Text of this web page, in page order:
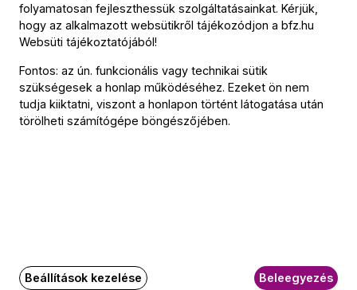
Camille Saint-Saëns (→bio)
Romance, Op. 36
Szabó András (kürt), Polónyi Ágnes (hárfa)
My Bonnie Flies Over the Ocean(Aleksey Igudesman
átirata)
Oláh Gyöngyvér (hegedű), Gulyás Emese (hegedű), Sipos
Csaba (ének), Herboly László (ének)
Caravan (Bazsinka Mihály átirata)
folyamatosan fejleszthessük szolgáltatásainkat. Kérjük,
hogy az alkalmazott websütikről tájékozódjon a bfz.hu
Websüti tájékoztatójából!
Fontos: az ún. funkcionális vagy technikai sütik
szükségesek a honlap működéséhez. Ezeket ön nem
tudja kiiktatni, viszont a honlapon történt látogatása után
törölheti számítógépe böngészőjében.
Beállítások kezelése Beleegyezés